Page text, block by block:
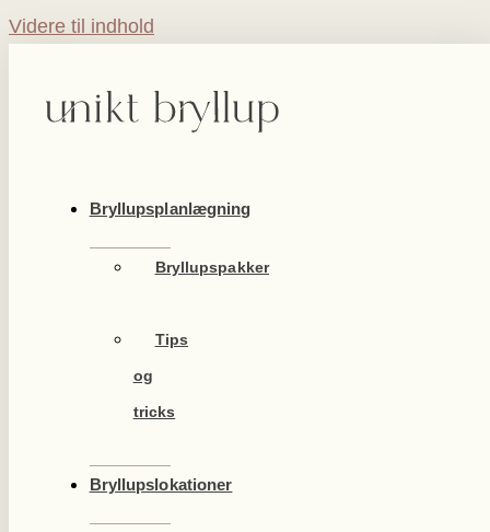
Videre til indhold
Bryllupsplanlægning
Bryllupspakker
Tips
og
tricks
Bryllupslokationer